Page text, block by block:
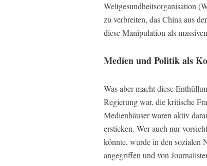
Weltgesundheitsorganisation
zu verbreiten, das China aus
diese Manipulation als
Medien und Politik als
Was aber macht diese
Regierung war, die kritische
Medienhäuser waren aktiv
ersticken. Wer auch nur
könnte, wurde in den sozialen
angegriffen und von